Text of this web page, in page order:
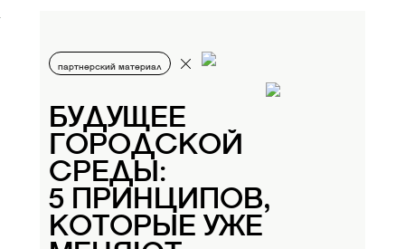
партнерский материал
БУДУЩЕЕ
ГОРОДСКОЙ
СРЕДЫ:
5 ПРИНЦИПОВ,
КОТОРЫЕ УЖЕ